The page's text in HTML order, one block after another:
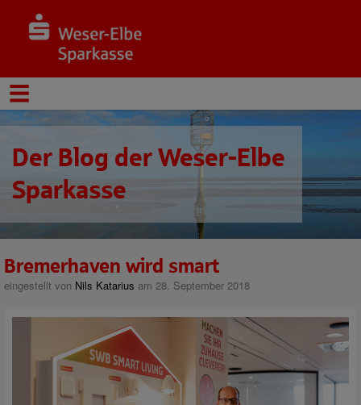
Der Blog der Weser-Elbe
Sparkasse
Bremerhaven wird smart
eingestellt von Nils Katarius am 28. September 2018